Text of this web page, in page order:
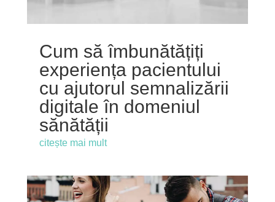
Cum să îmbunătățiți
experiența pacientului
cu ajutorul semnalizării
digitale în domeniul
sănătății
citește mai mult